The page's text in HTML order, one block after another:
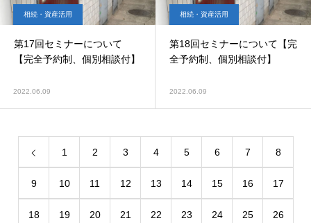
相続・資産活用
第17回セミナーについて
【完全予約制、個別相談付】
2022.06.09
相続・資産活用
第18回セミナーについて【完
全予約制、個別相談付】
2022.06.09
1 2 3 4 5 6 7 8
9 10 11 12 13 14 15 16 17
18 19 20 21 22 23 24 25 26